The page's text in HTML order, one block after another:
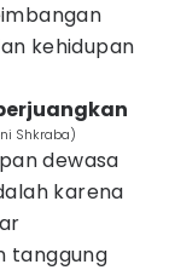
kehidupan
Shkraba)
dewasa
karena
tanggung